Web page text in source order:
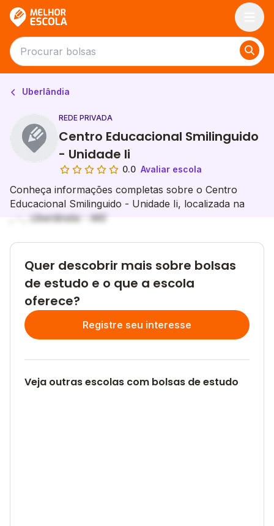
Uberlândia
REDE PRIVADA
Centro Educacional Smilinguido
- Unidade Ii
0.0 Avaliar escola
Conheça informações completas sobre o Centro
Educacional Smilinguido - Unidade Ii, localizada na
, - , Uberlândia - MG
Quer descobrir mais sobre bolsas
de estudo e o que a escola
oferece?
Registre seu interesse
Veja outras escolas com bolsas de estudo